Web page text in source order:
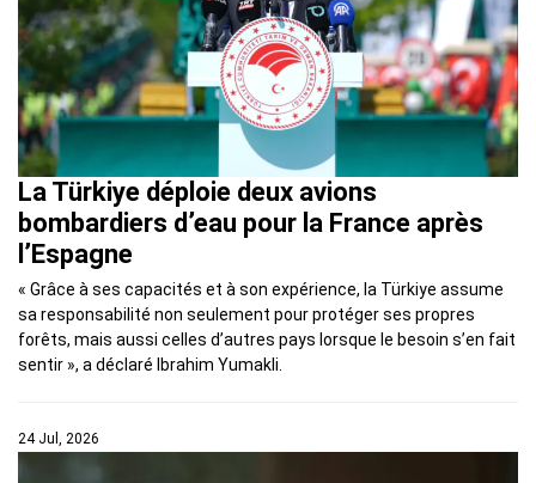
La Türkiye déploie deux avions
bombardiers d’eau pour la France après
l’Espagne
« Grâce à ses capacités et à son expérience, la Türkiye assume
sa responsabilité non seulement pour protéger ses propres
forêts, mais aussi celles d’autres pays lorsque le besoin s’en fait
sentir », a déclaré Ibrahim Yumakli.
24 Jul, 2026